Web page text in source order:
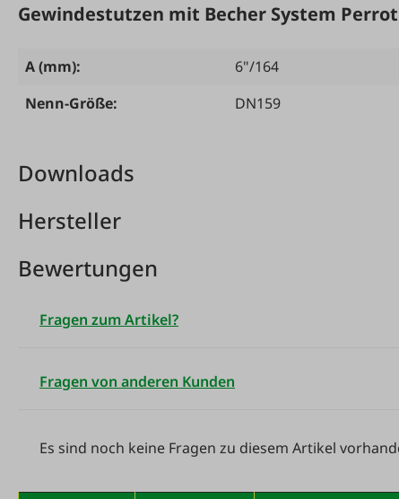
Gewindestutzen mit Becher System Perrot
A (mm):
6"/164
Nenn-Größe:
DN159
Downloads
Hersteller
Bewertungen
Fragen zum Artikel?
Fragen von anderen Kunden
Es sind noch keine Fragen zu diesem Artikel